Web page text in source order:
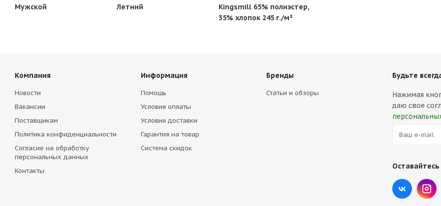
Мужской Летний
Kingsmill 65% полиэстер,
35% хлопок 245 г./м²
Компания
Новости
Вакансии
Поставщикам
Политика конфиденциальности
Согласие на обработку
персональных данных
Контакты
Информация
Помощь
Условия оплаты
Условия доставки
Гарантия на товар
Система скидок
Бренды
Статьи и обзоры
Будьте
Нажимая
даю свое
Оставайтесь